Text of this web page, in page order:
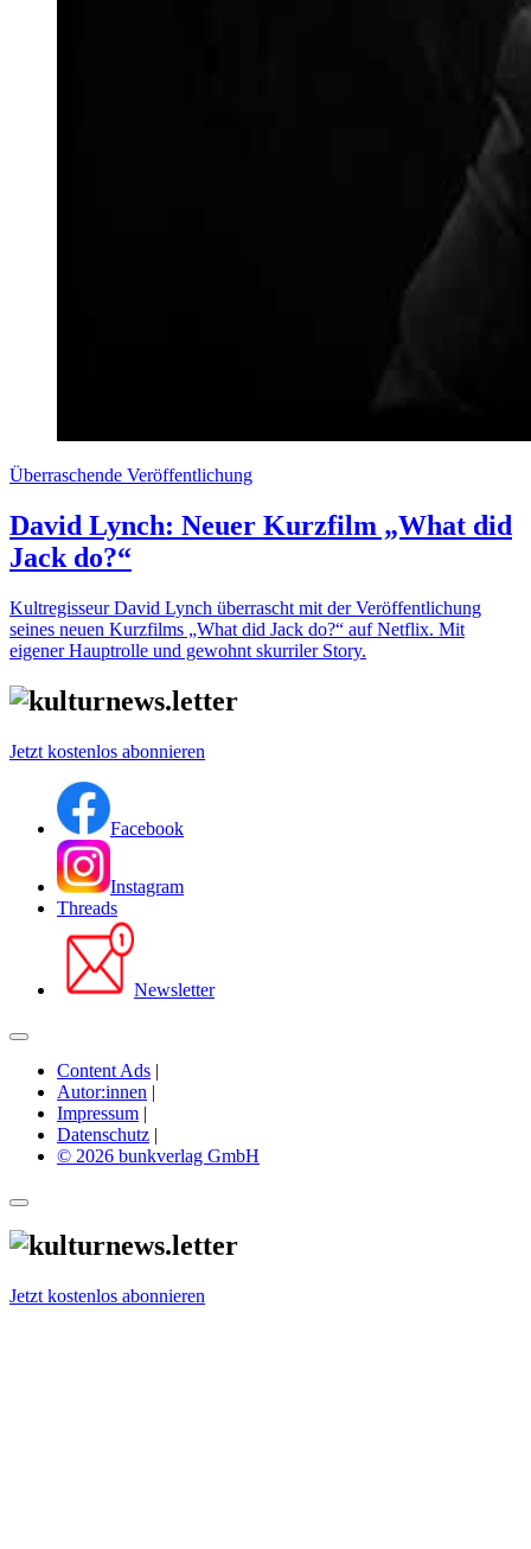
Überraschende Veröffentlichung
David Lynch: Neuer Kurzfilm „What did
Jack do?“
Kultregisseur David Lynch überrascht mit der Veröffentlichung
seines neuen Kurzfilms „What did Jack do?“ auf Netflix. Mit
eigener Hauptrolle und gewohnt skurriler Story.
Jetzt kostenlos abonnieren
Facebook
Instagram
Threads
Newsletter
Content Ads |
Autor:innen |
Impressum |
Datenschutz |
© 2026 bunkverlag GmbH
Jetzt kostenlos abonnieren